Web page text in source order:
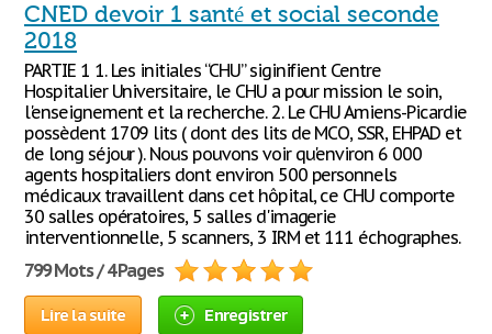
CNED devoir 1 santé et social seconde
2018
PARTIE 1 1. Les initiales “CHU” siginifient Centre
Hospitalier Universitaire, le CHU a pour mission le soin,
l'enseignement et la recherche. 2. Le CHU Amiens-Picardie
possèdent 1709 lits ( dont des lits de MCO, SSR, EHPAD et
de long séjour ). Nous pouvons voir qu'environ 6 000
agents hospitaliers dont environ 500 personnels
médicaux travaillent dans cet hôpital, ce CHU comporte
30 salles opératoires, 5 salles d'imagerie
interventionnelle, 5 scanners, 3 IRM et 111 échographes.
799 Mots / 4 Pages
Lire la suite Enregistrer